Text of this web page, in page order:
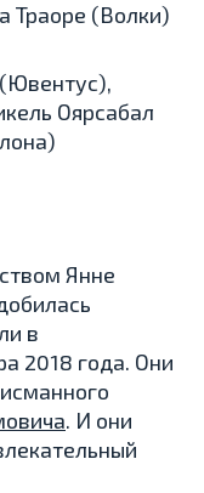
Траоре (Волки)
Оярсабал
Янне
в
2018 года. Они
. И они